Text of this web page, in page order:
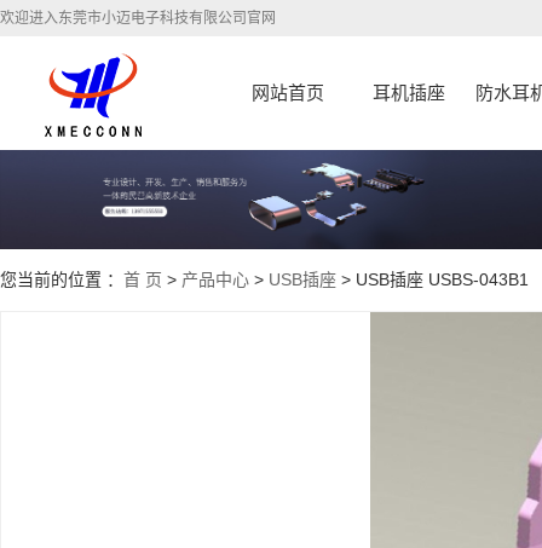
欢迎进入东莞市小迈电子科技有限公司官网
网站首页 耳机插座 防水耳
您当前的位置 ： 首 页 > 产品中心 > USB插座 > USB插座 USBS-043B1